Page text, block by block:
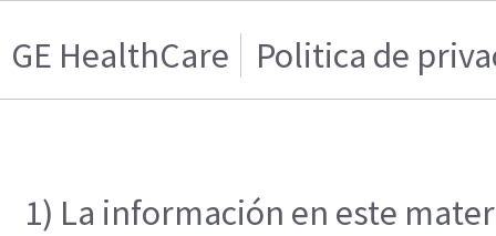
GE HealthCare Politica de
1) La información en este